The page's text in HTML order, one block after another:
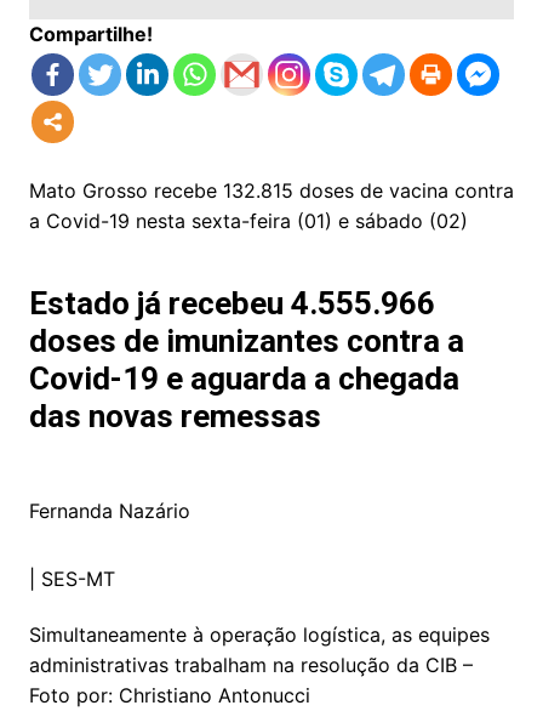
Compartilhe!
Mato Grosso recebe 132.815 doses de vacina contra
a Covid-19 nesta sexta-feira (01) e sábado (02)
Estado já recebeu 4.555.966
doses de imunizantes contra a
Covid-19 e aguarda a chegada
das novas remessas
Fernanda Nazário
SES-MT
Simultaneamente à operação logística, as equipes
administrativas trabalham na resolução da CIB –
Foto por: Christiano Antonucci